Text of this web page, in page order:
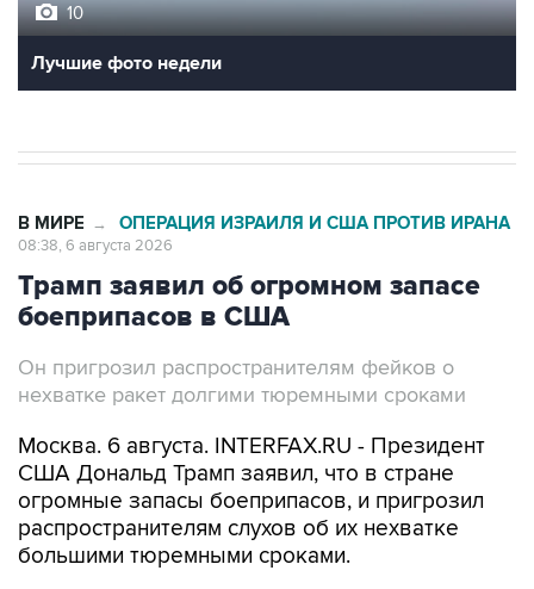
10
Лучшие фото недели
В МИРЕ → ОПЕРАЦИЯ ИЗРАИЛЯ И США ПРОТИВ ИРАНА
08:38, 6 августа 2026
Трамп заявил об огромном запасе
боеприпасов в США
Он пригрозил распространителям фейков о
нехватке ракет долгими тюремными сроками
Москва. 6 августа. INTERFAX.RU - Президент
США Дональд Трамп заявил, что в стране
огромные запасы боеприпасов, и пригрозил
распространителям слухов об их нехватке
большими тюремными сроками.